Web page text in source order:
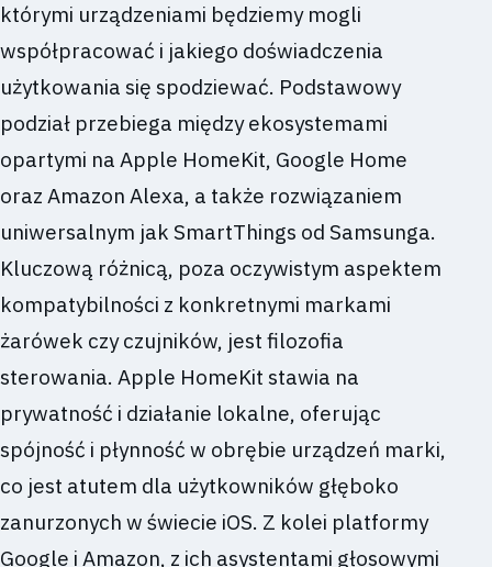
którymi urządzeniami będziemy mogli
współpracować i jakiego doświadczenia
użytkowania się spodziewać. Podstawowy
podział przebiega między ekosystemami
opartymi na Apple HomeKit, Google Home
oraz Amazon Alexa, a także rozwiązaniem
uniwersalnym jak SmartThings od Samsunga.
Kluczową różnicą, poza oczywistym aspektem
kompatybilności z konkretnymi markami
żarówek czy czujników, jest filozofia
sterowania. Apple HomeKit stawia na
prywatność i działanie lokalne, oferując
spójność i płynność w obrębie urządzeń marki,
co jest atutem dla użytkowników głęboko
zanurzonych w świecie iOS. Z kolei platformy
Google i Amazon, z ich asystentami głosowymi